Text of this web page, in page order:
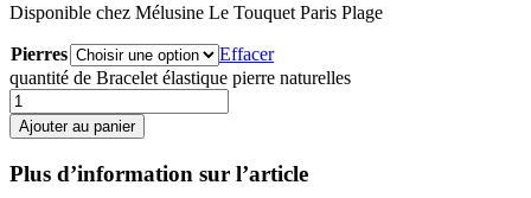
Disponible chez Mélusine Le Touquet Paris Plage
Pierres
Effacer
quantité de Bracelet élastique pierre naturelles
Ajouter au panier
Plus d’information sur l’article